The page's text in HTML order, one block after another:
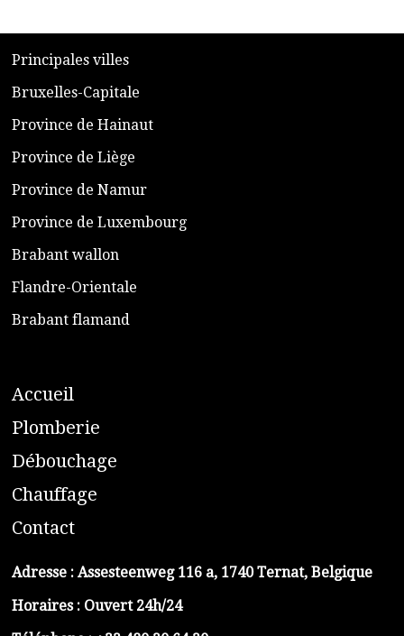
​Principales villes
​Bruxelles-Capitale
​Province de Hainaut
Province de Liège
​Province de Namur
​Province de Luxembourg
​Brabant wallon
​Flandre-Orientale
​Brabant flamand
Accueil
​Plomberie
Débouchage
Chauffage
Contact
Adresse : Assesteenweg 116 a, 1740 Ternat, Belgique
Horaires : Ouvert 24h/24